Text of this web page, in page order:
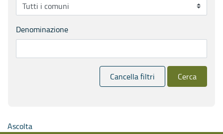
Denominazione
Cancella filtri Cerca
Ascolta